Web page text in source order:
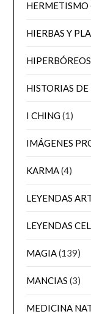
HERMETISMO
HIERBAS Y
HIPERBÓREOS
HISTORIAS
I CHING(1)
IMÁGENES
KARMA(4)
LEYENDAS
LEYENDAS
MAGIA(139)
MANCIAS (3)
MEDICINA